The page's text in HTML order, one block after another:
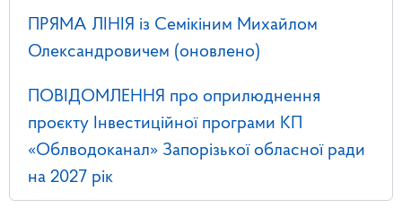
ПРЯМА ЛІНІЯ із Семікіним Михайлом
Олександровичем (оновлено)
ПОВІДОМЛЕННЯ про оприлюднення
проєкту Інвестиційної програми КП
«Облводоканал» Запорізької обласної ради
на 2027 рік